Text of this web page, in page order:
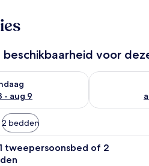
voor
- aug 9
controleren voor vanavond aug
De
2 bedden
Een kluis op de kamer, gratis
tweepersoonsbed of 2